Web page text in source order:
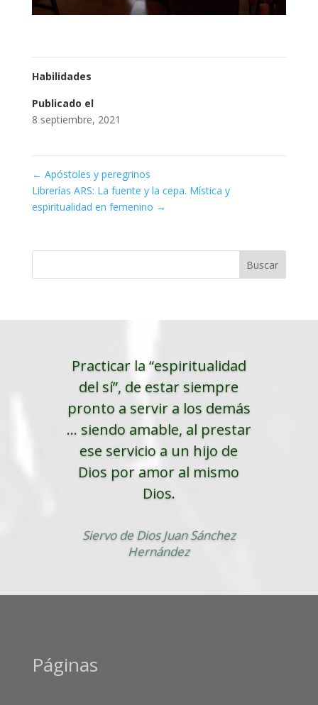
Habilidades
Publicado el
8 septiembre, 2021
← Apóstoles y peregrinos
Librerías ARS: La fuente y la cepa. Mística y
espiritualidad en femenino →
Practicar la “espiritualidad
del sí”, de estar siempre
pronto a servir a los demás
... siendo amable, al prestar
ese servicio a un hijo de
Dios por amor al mismo
Dios.
Siervo de Dios Juan Sánchez
Hernández
Páginas